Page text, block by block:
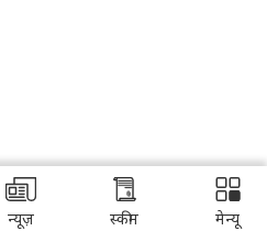
न्यूज़ स्कीम मेन्यू